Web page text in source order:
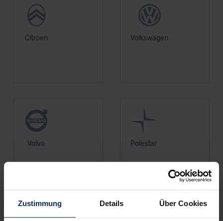
Zustimmung Details Über Cookies
Citroen Volkswagen
Volvo Polestar